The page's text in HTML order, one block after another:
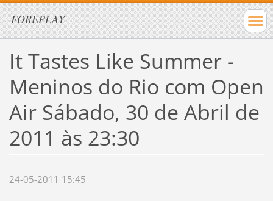
FOREPLAY
It Tastes Like Summer -
Meninos do Rio com Open
Air Sábado, 30 de Abril de
2011 às 23:30
24-05-2011 15:45